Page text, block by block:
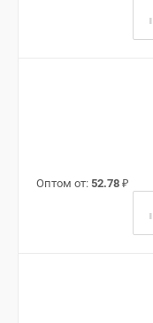
Оптом от: 52.78 ₽